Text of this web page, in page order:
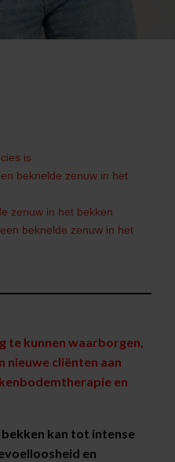
is
beknelde zenuw in het
zenuw in het bekken
beknelde zenuw in het
te kunnen waarborgen,
nieuwe cliënten aan
en
bekken kan tot intense
en